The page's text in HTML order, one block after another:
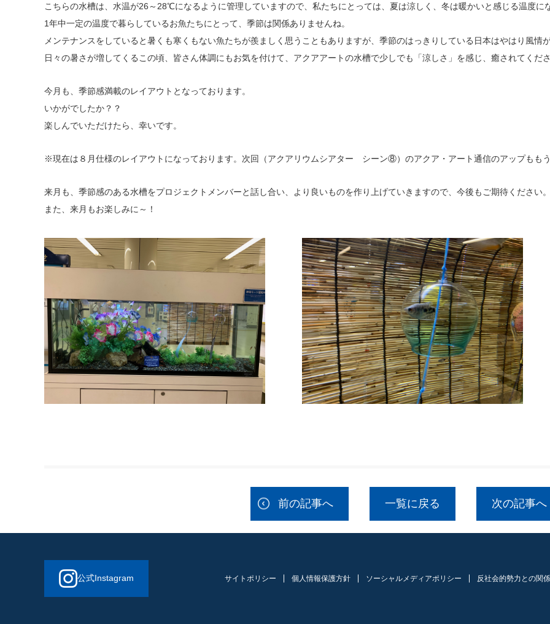
こちらの水槽は、水温が26～28℃になるように管理していますので、私たちにとっては、夏は涼しく、冬は暖かいと感じる温度に
1年中一定の温度で暮らしているお魚たちにとって、季節は関係ありませんね。
メンテナンスをしていると暑くも寒くもない魚たちが羨ましく思うこともありますが、季節のはっきりしている日本はやはり風情
日々の暑さが増してくるこの頃、皆さん体調にもお気を付けて、アクアアートの水槽で少しでも「涼しさ」を感じ、癒されてくださ
今月も、季節感満載のレイアウトとなっております。
いかがでしたか？？
楽しんでいただけたら、幸いです。
※現在は８月仕様のレイアウトになっております。次回（アクアリウムシアター シーン⑧）のアクア・アート通信のアップももう
来月も、季節感のある水槽をプロジェクトメンバーと話し合い、より良いものを作り上げていきますので、今後もご期待ください。
また、来月もお楽しみに～！
前の記事へ 一覧に戻る 次の記事へ
公式Instagram サイトポリシー 個人情報保護方針 ソーシャルメディアポリシー 反社会的勢力との関